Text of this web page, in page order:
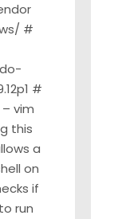
#
#
vim
this
a
on
if
run